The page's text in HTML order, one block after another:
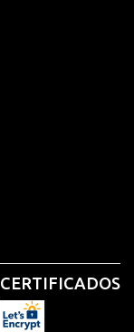
CERTIFICADOS